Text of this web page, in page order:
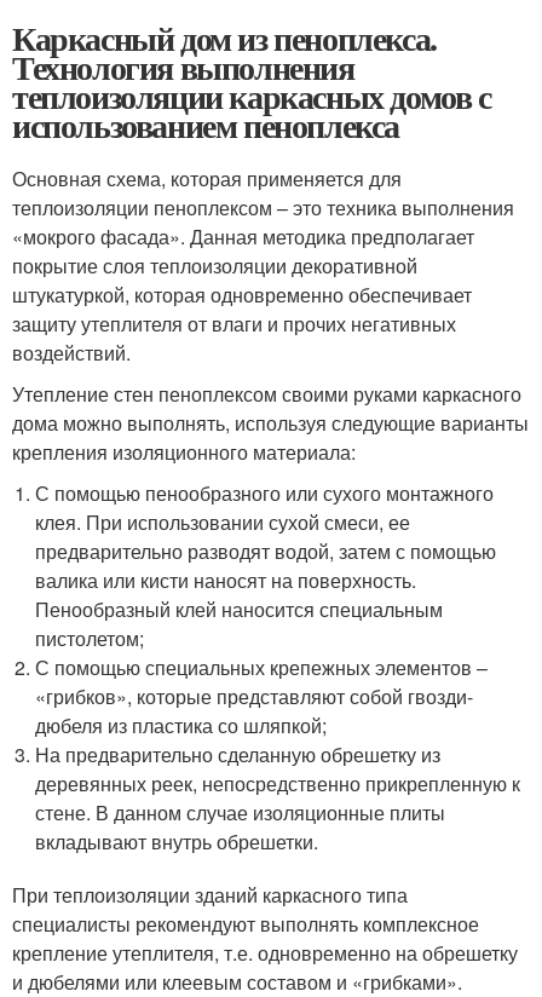
Каркасный дом из пеноплекса.
Технология выполнения
теплоизоляции каркасных домов с
использованием пеноплекса
Основная схема, которая применяется для
теплоизоляции пеноплексом – это техника выполнения
«мокрого фасада». Данная методика предполагает
покрытие слоя теплоизоляции декоративной
штукатуркой, которая одновременно обеспечивает
защиту утеплителя от влаги и прочих негативных
воздействий.
Утепление стен пеноплексом своими руками каркасного
дома можно выполнять, используя следующие варианты
крепления изоляционного материала:
С помощью пенообразного или сухого монтажного
клея. При использовании сухой смеси, ее
предварительно разводят водой, затем с помощью
валика или кисти наносят на поверхность.
Пенообразный клей наносится специальным
пистолетом;
С помощью специальных крепежных элементов –
«грибков», которые представляют собой гвозди-
дюбеля из пластика со шляпкой;
На предварительно сделанную обрешетку из
деревянных реек, непосредственно прикрепленную к
стене. В данном случае изоляционные плиты
вкладывают внутрь обрешетки.
При теплоизоляции зданий каркасного типа
специалисты рекомендуют выполнять комплексное
крепление утеплителя, т.е. одновременно на обрешетку
и дюбелями или клеевым составом и «грибками».